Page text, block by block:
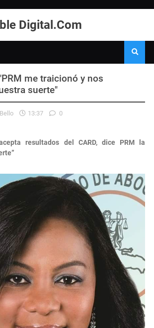
Digital.Com
me traicionó y nos
suerte"
13:37 0
resultados del CARD, dice PRM la